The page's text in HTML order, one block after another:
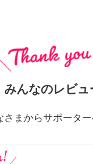
みんなのレビュ
さまからサポータ